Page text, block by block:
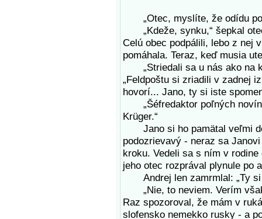
„Otec, myslíte, že odídu
„Kdeže, synku,“ šepkal
Celú obec podpálili, lebo z nej
pomáhala. Teraz, keď musia
„Striedali sa u nás ako na
„Feldpoštu si zriadili v zadnej
hovorí... Jano, ty si iste
„Šéfredaktor poľných novín
Krüger.“
Jano si ho pamätal veľmi
podozrievavý - neraz sa
kroku. Vedeli sa s ním v
jeho otec rozprával plynule po
Andrej len zamrmlal: „Ty si
„Nie, to neviem. Verím
Raz spozoroval, že mám v
slofensko nemekko rusky - a